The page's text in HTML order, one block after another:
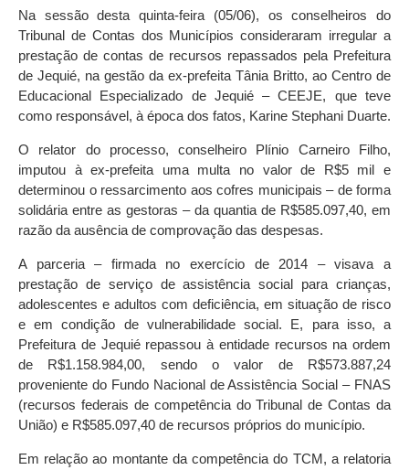
Na sessão desta quinta-feira (05/06), os conselheiros do
Tribunal de Contas dos Municípios consideraram irregular a
prestação de contas de recursos repassados pela Prefeitura
de Jequié, na gestão da ex-prefeita Tânia Britto, ao Centro de
Educacional Especializado de Jequié – CEEJE, que teve
como responsável, à época dos fatos, Karine Stephani Duarte.
O relator do processo, conselheiro Plínio Carneiro Filho,
imputou à ex-prefeita uma multa no valor de R$5 mil e
determinou o ressarcimento aos cofres municipais – de forma
solidária entre as gestoras – da quantia de R$585.097,40, em
razão da ausência de comprovação das despesas.
A parceria – firmada no exercício de 2014 – visava a
prestação de serviço de assistência social para crianças,
adolescentes e adultos com deficiência, em situação de risco
e em condição de vulnerabilidade social. E, para isso, a
Prefeitura de Jequié repassou à entidade recursos na ordem
de R$1.158.984,00, sendo o valor de R$573.887,24
proveniente do Fundo Nacional de Assistência Social – FNAS
(recursos federais de competência do Tribunal de Contas da
União) e R$585.097,40 de recursos próprios do município.
Em relação ao montante da competência do TCM, a relatoria